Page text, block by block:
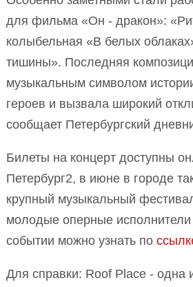
для фильма «Он - дракон»:
колыбельная «В белых
тишины». Последняя
музыкальным символом
героев и вызвала широкий
сообщает Петербургский
Билеты на концерт доступны
Петербург2, в июне в городе
крупный музыкальный
молодые оперные исполнители
событии можно узнать по
Для справки: Roof Place - одна